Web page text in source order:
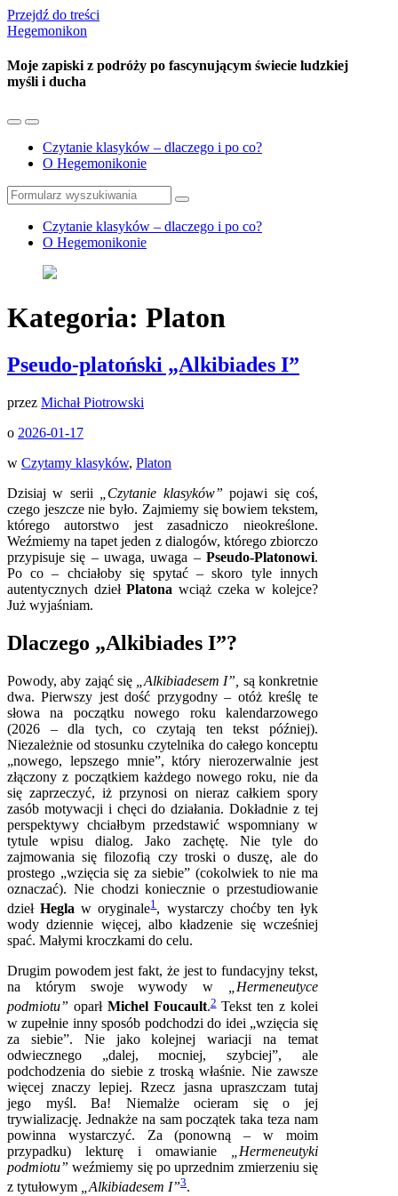
Przejdź do treści
Hegemonikon
Moje zapiski z podróży po fascynującym świecie ludzkiej
myśli i ducha
Przełącz
mobilne
Przełącz
pole
wyszukiwania
Czytanie klasyków – dlaczego i po co?
O Hegemonikonie
Szukaj
Czytanie klasyków – dlaczego i po co?
O Hegemonikonie
Kategoria: Platon
Pseudo-platoński „Alkibiades I”
przez Michał Piotrowski
o 2026-01-17
w Czytamy klasyków, Platon
Dzisiaj w serii
„Czytanie klasyków”pojawi się coś,
czego jeszcze nie było. Zajmiemy się bowiem tekstem,
którego autorstwo jest zasadniczo nieokreślone.
Weźmiemy na tapet jeden z dialogów, którego zbiorczo
przypisuje się – uwaga, uwaga – Pseudo-Platonowi.
Po co – chciałoby się spytać – skoro tyle innych
autentycznych dziełPlatona wciąż czeka w kolejce?
Już wyjaśniam.
Dlaczego „Alkibiades I”?
Powody, aby zająć się „Alkibiadesem I”, są konkretnie
dwa. Pierwszy jest dość przygodny – otóż kreślę te
słowa na początku nowego roku kalendarzowego
(2026 – dla tych, co czytają ten tekst później).
Niezależnie od stosunku czytelnika do całego konceptu
„nowego, lepszego mnie”, który nierozerwalnie jest
złączony z początkiem każdego nowego roku, nie da
się zaprzeczyć, iż przynosi on nieraz całkiem spory
zasób motywacji i chęci do działania. Dokładnie z tej
perspektywy chciałbym przedstawić wspomniany w
tytule wpisu dialog. Jako zachętę. Nie tyle do
zajmowania się filozofią czy troski o duszę, ale do
prostego „wzięcia się za siebie” (cokolwiek to nie ma
oznaczać). Nie chodzi koniecznie o przestudiowanie
dziełHeglaw oryginale1, wystarczy choćby ten łyk
wody dziennie więcej, albo kładzenie się wcześniej
spać. Małymi kroczkami do celu.
Drugim powodem jest fakt, że jest to fundacyjny tekst,
na którym swoje wywody w „Hermeneutyce
podmiotu” oparł Michel Foucault.2Tekst ten z kolei
w zupełnie inny sposób podchodzi do idei „wzięcia się
za siebie”. Nie jako kolejnej wariacji na temat
odwiecznego „dalej, mocniej, szybciej”, ale
podchodzenia do siebie z troską właśnie. Nie zawsze
więcej znaczy lepiej. Rzecz jasna upraszczam tutaj
jego myśl. Ba! Niemalże ocieram się o jej
trywializację. Jednakże na sam początek taka teza nam
powinna wystarczyć. Za (ponowną – w moim
przypadku) lekturę i omawianie
„Hermeneutyki
podmiotu”weźmiemy się po uprzednim zmierzeniu się
z tytułowym
„Alkibiadesem I”3.